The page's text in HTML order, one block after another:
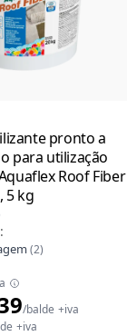
pronto a
para utilização
Roof Fiber
5 kg
:
(2)
/balde +iva
+iva